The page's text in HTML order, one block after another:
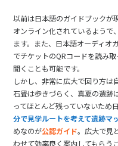
以前は日本語のガイドブックが
オンライン化されているようで
ます。また、日本語オーディオ
でチケットのQRコードを読み
聞くことも可能です。
しかし、非常に広大で回り方
石畳は歩きづらく、真夏の遺跡
ってほとんど残っていないため
分で見学ルートを考えて遺跡マ
めなのが公認ガイド。広大で見
わせて効率良く案内してもらう